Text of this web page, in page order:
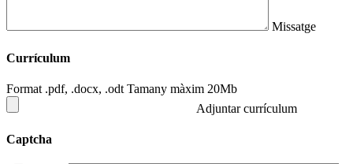
Missatge
Currículum
Format .pdf, .docx, .odt Tamany màxim 20Mb
Adjuntar currículum
Captcha